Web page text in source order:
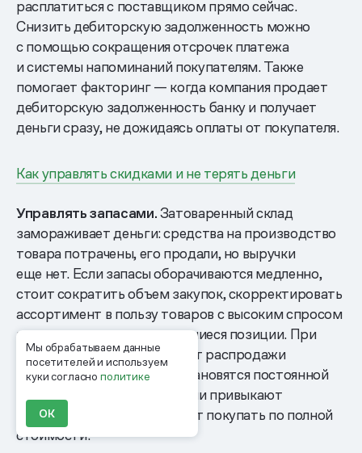
Мы обрабатываем данные
посетителей и используем
куки согласнополитике
ОК
расплатиться с поставщиком прямо сейчас.
Снизить дебиторскую задолженность можно
с помощью сокращения отсрочек платежа
и системы напоминаний покупателям. Также
помогает факторинг — когда компания продает
дебиторскую задолженность банку и получает
деньги сразу, не дожидаясь оплаты от покупателя.
Как управлять скидками и не терять деньги
Управлять запасами.Затоваренный склад
замораживает деньги: средства на производство
товара потрачены, его продали, но выручки
еще нет. Если запасы оборачиваются медленно,
стоит сократить объем закупок, скорректировать
ассортимент в пользу товаров с высоким спросом
и снизить цены на залежавшиеся позиции. При
этом скидки как инструмент распродажи
работает, только если не становятся постоянной
практикой. Иначе покупатели привыкают
к снижению цен и перестают покупать по полной
стоимости.